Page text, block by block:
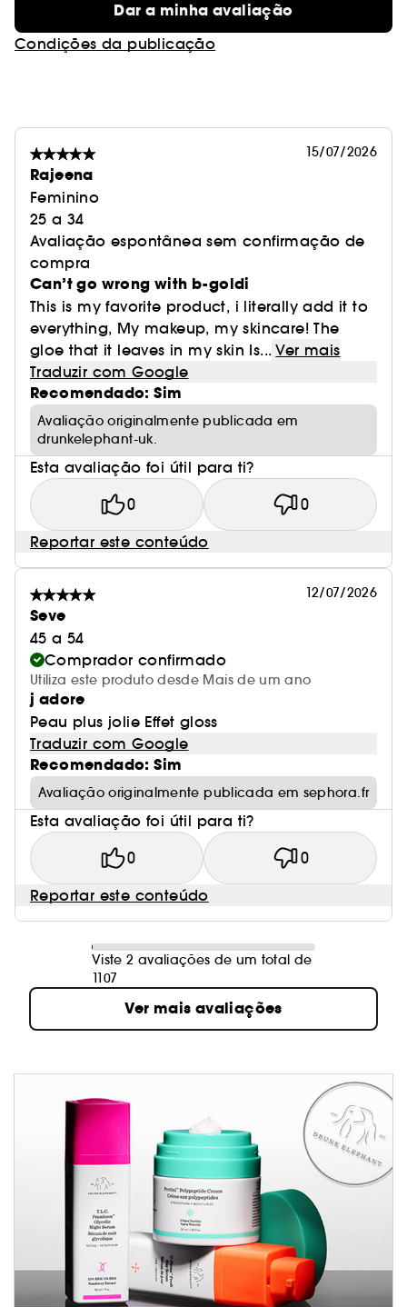
Dar a minha avaliação
Condições da publicação
15/07/2026
Rajeena
Feminino
25 a 34
Avaliação espontânea sem confirmação de
compra
Can’t go wrong with b-goldi
This is my favorite product, i literally add it to
everything, My makeup, my skincare! The
gloe that it leaves in my skin Is... Ver mais
Traduzir com Google
Recomendado: Sim
Avaliação originalmente publicada em
drunkelephant-uk.
Esta avaliação foi útil para ti?
0 0
Reportar este conteúdo
12/07/2026
Seve
45 a 54
Comprador confirmado
Utiliza este produto desde Mais de um ano
j adore
Peau plus jolie Effet gloss
Traduzir com Google
Recomendado: Sim
Avaliação originalmente publicada em sephora.fr
Esta avaliação foi útil para ti?
0 0
Reportar este conteúdo
Viste 2 avaliações de um total de
1107
Ver mais avaliações